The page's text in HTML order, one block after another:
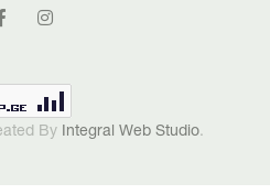
By Integral Web Studio.